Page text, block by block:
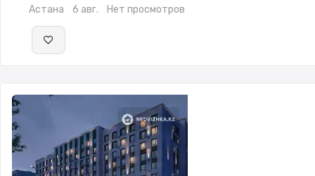
Астана 6 авг. Нет просмотров